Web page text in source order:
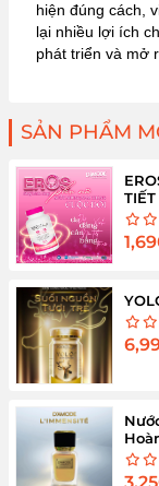
hiện đúng cách,
lại nhiều lợi ích
phát triển và mở
SẢN PHẨM